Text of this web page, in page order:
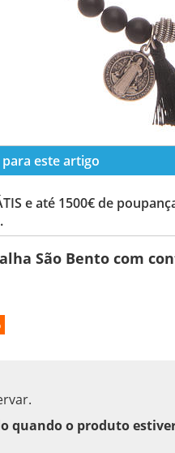
este artigo
e até 1500€ de
São Bento com
quando o produto